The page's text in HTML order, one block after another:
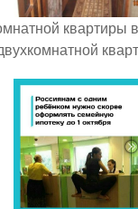
квартиры